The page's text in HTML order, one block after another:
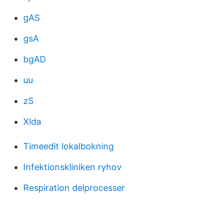
gAS
gsA
bgAD
uu
zS
Xlda
Timeedit lokalbokning
Infektionskliniken ryhov
Respiration delprocesser